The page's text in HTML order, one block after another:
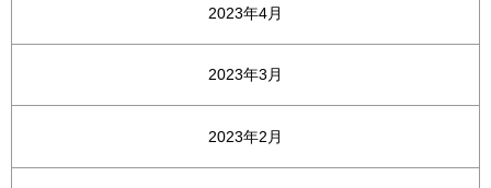
2023年4月
2023年3月
2023年2月